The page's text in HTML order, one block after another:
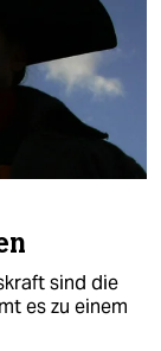
sind die
es zu einem